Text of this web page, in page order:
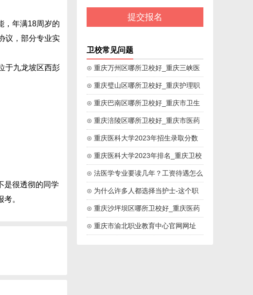
，年满18周岁的
议，部分专业实
于九龙坡区西彭
是很透彻的同学
。
卫校常见问题
⊙ 重庆万州区哪所卫校好_重庆三峡医
药高等专科院校
⊙ 重庆璧山区哪所卫校好_重庆护理职
业学院
⊙ 重庆巴南区哪所卫校好_重庆市卫生
技工学校
⊙ 重庆涪陵区哪所卫校好_重庆市医药
卫生学校
⊙ 重庆医科大学2023年招生录取分数
线
⊙ 重庆医科大学2023年排名_重庆卫校
排名
⊙ 法医学专业要读几年？工资待遇怎么
样？
⊙ 为什么许多人都选择当护士-这个职
业好吗
⊙ 重庆沙坪坝区哪所卫校好_重庆医药
高等专科学校
⊙ 重庆市渝北职业教育中心官网网址